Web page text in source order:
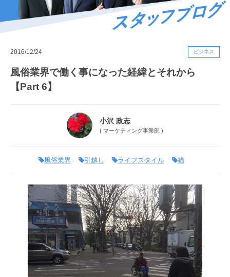
2016/12/24 ビジネス
風俗業界で働く事になった経緯とそれから
【Part 6】
小沢 政志
( マーケティング事業部 )
風俗業界 引越し ライフスタイル 猫